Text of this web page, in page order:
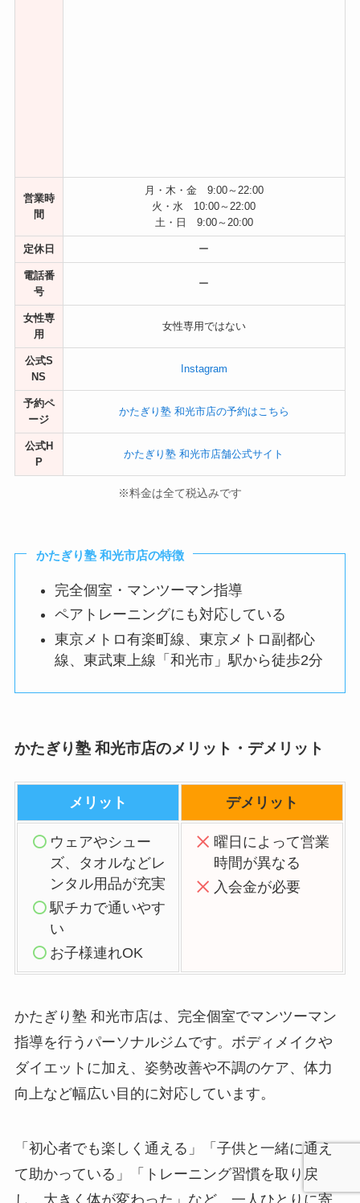
営業時
間
月・木・金 9:00～22:00
火・水 10:00～22:00
土・日 9:00～20:00
定休日 ー
電話番
号
ー
女性専
用
女性専用ではない
公式S
NS
Instagram
予約ペ
ージ
かたぎり塾 和光市店の予約はこちら
公式H
P
かたぎり塾 和光市店舗公式サイト
※料金は全て税込みです
かたぎり塾 和光市店の特徴
完全個室・マンツーマン指導
ペアトレーニングにも対応している
東京メトロ有楽町線、東京メトロ副都心
線、東武東上線「和光市」駅から徒歩2分
かたぎり塾 和光市店のメリット・デメリット
メリット デメリット
ウェアやシュー
ズ、タオルなどレ
ンタル用品が充実
駅チカで通いやす
い
お子様連れOK
曜日によって営業
時間が異なる
入会金が必要
かたぎり塾 和光市店は、完全個室でマンツーマン
指導を行うパーソナルジムです。ボディメイクや
ダイエットに加え、姿勢改善や不調のケア、体力
向上など幅広い目的に対応しています。
「初心者でも楽しく通える」「子供と一緒に通え
て助かっている」「トレーニング習慣を取り戻
し、大きく体が変わった」など、一人ひとりに寄